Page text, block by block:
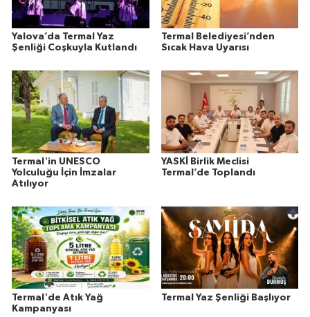
Yalova’da Termal Yaz
Şenliği Coşkuyla Kutlandı
Termal Belediyesi’nden
Sıcak Hava Uyarısı
Termal'in UNESCO
Yolculuğu İçin İmzalar
Atılıyor
YASKİ Birlik Meclisi
Termal’de Toplandı
Termal'de Atık Yağ
Kampanyası
Termal Yaz Şenliği Başlıyor